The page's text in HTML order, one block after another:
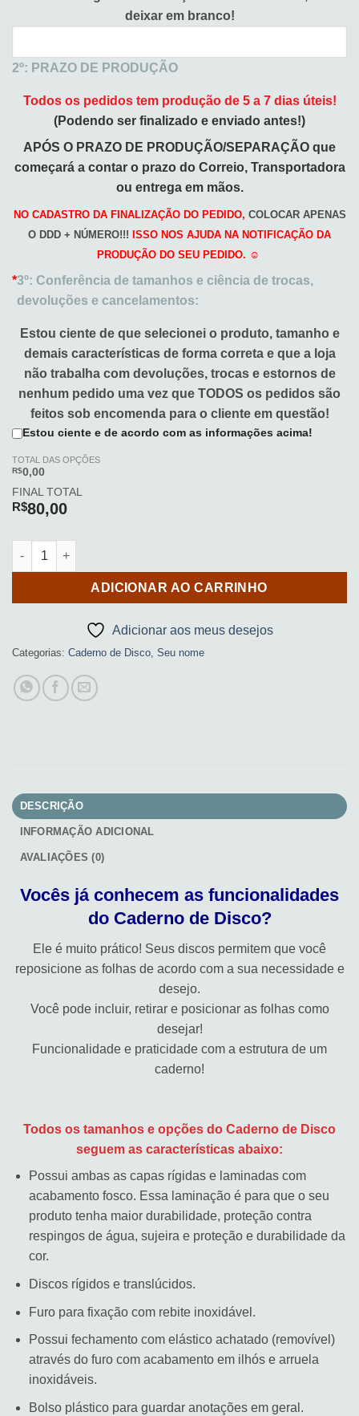
deixar em branco!
2º: PRAZO DE PRODUÇÃO
Todos os pedidos tem produção de 5 a 7 dias úteis!
(Podendo ser finalizado e enviado antes!)
APÓS O PRAZO DE PRODUÇÃO/SEPARAÇÃO que
começará a contar o prazo do Correio, Transportadora
ou entrega em mãos.
NO CADASTRO DA FINALIZAÇÃO DO PEDIDO, COLOCAR APENAS
O DDD + NÚMERO!!! ISSO NOS AJUDA NA NOTIFICAÇÃO DA
PRODUÇÃO DO SEU PEDIDO. ☺️
*3º: Conferência de tamanhos e ciência de trocas,
devoluções e cancelamentos:
Estou ciente de que selecionei o produto, tamanho e
demais características de forma correta e que a loja
não trabalha com devoluções, trocas e estornos de
nenhum pedido uma vez que TODOS os pedidos são
feitos sob encomenda para o cliente em questão!
Estou ciente e de acordo com as informações acima!
TOTAL DAS OPÇÕES
R$0,00
FINAL TOTAL
R$80,00
Caderno de Disco (Abstract Pink and Blue) quantidade
ADICIONAR AO CARRINHO
Adicionar aos meus desejos
Categorias: Caderno de Disco Seu nome
DESCRIÇÃO
INFORMAÇÃO ADICIONAL
AVALIAÇÕES (0)
Vocês já conhecem as funcionalidades
do Caderno de Disco?
Ele é muito prático! Seus discos permitem que você
reposicione as folhas de acordo com a sua necessidade e
desejo.
Você pode incluir, retirar e posicionar as folhas como
desejar!
Funcionalidade e praticidade com a estrutura de um
caderno!
Todos os tamanhos e opções do Caderno de Disco
seguem as características abaixo:
Possui ambas as capas rígidas e laminadas com
acabamento fosco. Essa laminação é para que o seu
produto tenha maior durabilidade, proteção contra
respingos de água, sujeira e proteção e durabilidade da
cor.
Discos rígidos e translúcidos.
Furo para fixação com rebite inoxidável.
Possui fechamento com elástico achatado (removível)
através do furo com acabamento em ilhós e arruela
inoxidáveis.
Bolso plástico para guardar anotações em geral.